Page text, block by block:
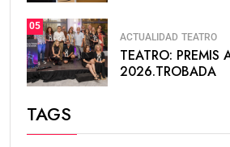
05
ACTUALIDAD TEATRO
TEATRO: PREMIS
2026.TROBADA
TAGS